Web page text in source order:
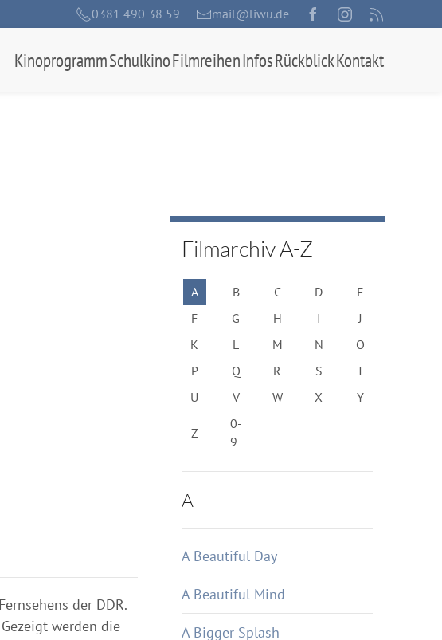
0381 490 38 59 mail@liwu.de
KinoprogrammSchulkinoFilmreihenInfosRückblickKontakt
der DDR.
werden die
Filmarchiv A-Z
A B C D
E
F
G H I
J
K
L M N
O
P
Q R S
T
U
V W X Y
Z
0-
9
A
A Beautiful Day
A Beautiful Mind
A Bigger Splash